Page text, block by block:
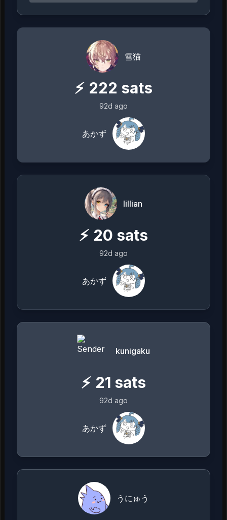
雪猫
⚡ 222 sats
92d ago
あかず
lillian
⚡ 20 sats
92d ago
あかず
kunigaku
⚡ 21 sats
92d ago
あかず
うにゅう